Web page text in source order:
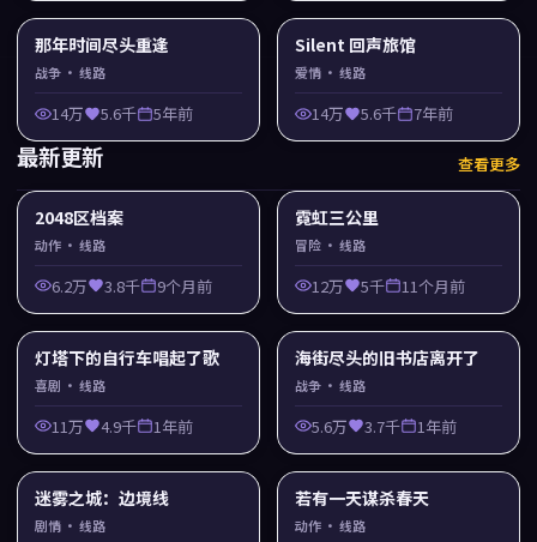
那年时间尽头重逢
战争 · 线路
14万 5.6千 5年前
Silent 回声旅馆
爱情 · 线路
14万 5.6千 7年前
最新更新 查看更多
2048区档案
动作 · 线路
6.2万 3.8千 9个月前
霓虹三公里
冒险 · 线路
12万 5千 11个月前
灯塔下的自行车唱起了歌
喜剧 · 线路
11万 4.9千 1年前
海街尽头的旧书店离开了
战争 · 线路
5.6万 3.7千 1年前
迷雾之城：边境线
剧情 · 线路
若有一天谋杀春天
动作 · 线路